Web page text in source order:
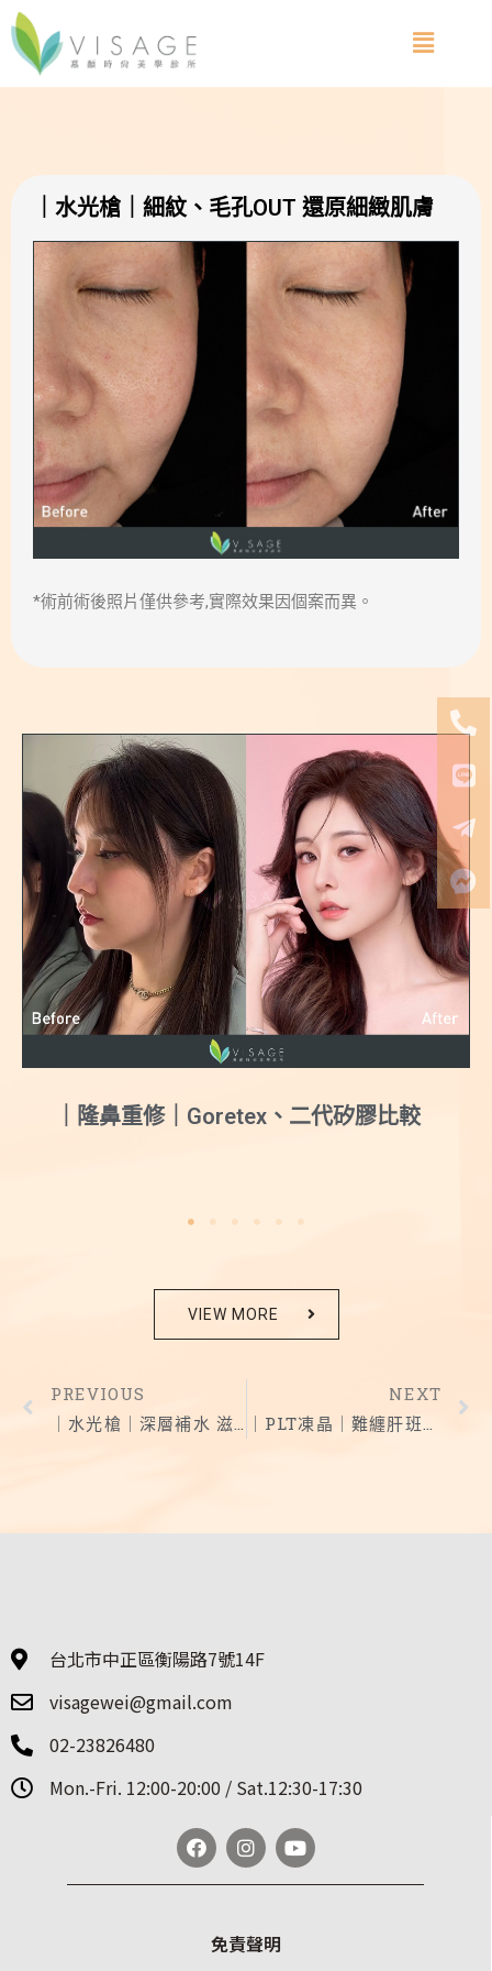
｜水光槍｜細紋、毛孔OUT 還原細緻肌膚
*術前術後照片僅供參考,實際效果因個案而異。
｜隆鼻重修｜Goretex、二代矽膠比較
VIEW MORE
PREVIOUS
｜水光槍｜深層補水 滋養乾燥肌
NEXT
｜PLT凍晶｜難纏肝班也一網打盡
免責聲明
台北市中正區衡陽路7號14F
visagewei@gmail.com
02-23826480
Mon.-Fri. 12:00-20:00 / Sat.12:30-17:30